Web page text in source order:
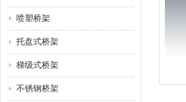
喷塑桥架
托盘式桥架
梯级式桥架
不锈钢桥架